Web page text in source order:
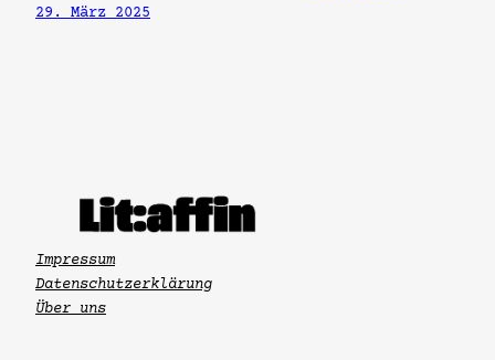
29. März 2025
Impressum
Datenschutzerklärung
Über uns